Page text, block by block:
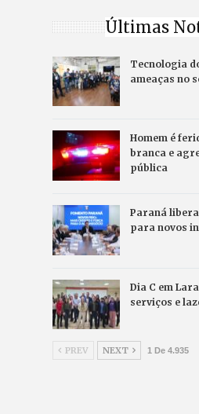
Últimas
Tecnologia
ameaças no
Homem é
branca e
pública
Paraná
para novos
Dia C em
serviços e
PREV NEXT 1 De 4.935